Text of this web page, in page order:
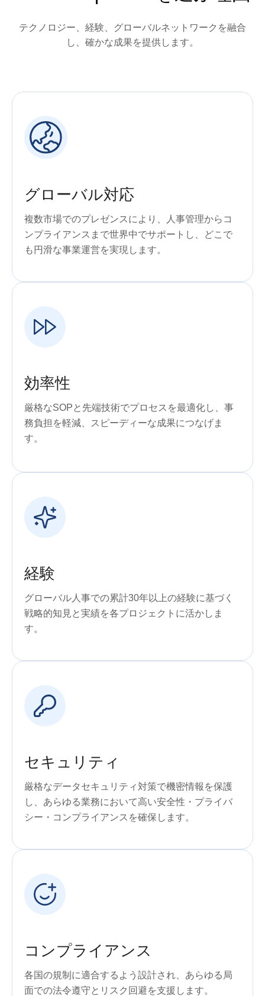
テクノロジー、経験、グローバルネットワークを融合
し、確かな成果を提供します。
グローバル対応
複数市場でのプレゼンスにより、人事管理からコ
ンプライアンスまで世界中でサポートし、どこで
も円滑な事業運営を実現します。
効率性
厳格なSOPと先端技術でプロセスを最適化し、事
務負担を軽減、スピーディーな成果につなげま
す。
経験
グローバル人事での累計30年以上の経験に基づく
戦略的知見と実績を各プロジェクトに活かしま
す。
セキュリティ
厳格なデータセキュリティ対策で機密情報を保護
し、あらゆる業務において高い安全性・プライバ
シー・コンプライアンスを確保します。
コンプライアンス
各国の規制に適合するよう設計され、あらゆる局
面での法令遵守とリスク回避を支援します。